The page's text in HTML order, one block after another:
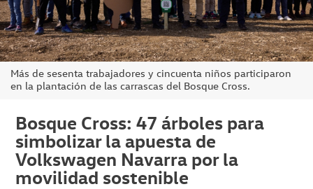
Más de sesenta trabajadores y cincuenta niños participaron
en la plantación de las carrascas del Bosque Cross.
Bosque Cross: 47 árboles para
simbolizar la apuesta de
Volkswagen Navarra por la
movilidad sostenible